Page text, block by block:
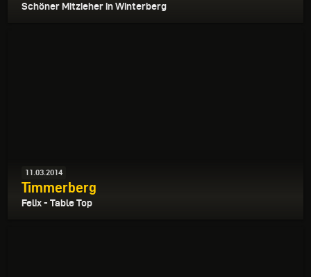
Schöner Mitzieher in Winterberg
11.03.2014
Timmerberg
Felix - Table Top